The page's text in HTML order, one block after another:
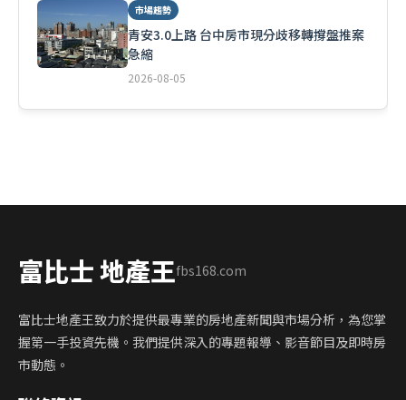
市場趨勢
青安3.0上路 台中房市現分歧移轉撐盤推案
急縮
2026-08-05
富比士 地產王fbs168.com
富比士地產王致力於提供最專業的房地產新聞與市場分析，為您掌
握第一手投資先機。我們提供深入的專題報導、影音節目及即時房
市動態。